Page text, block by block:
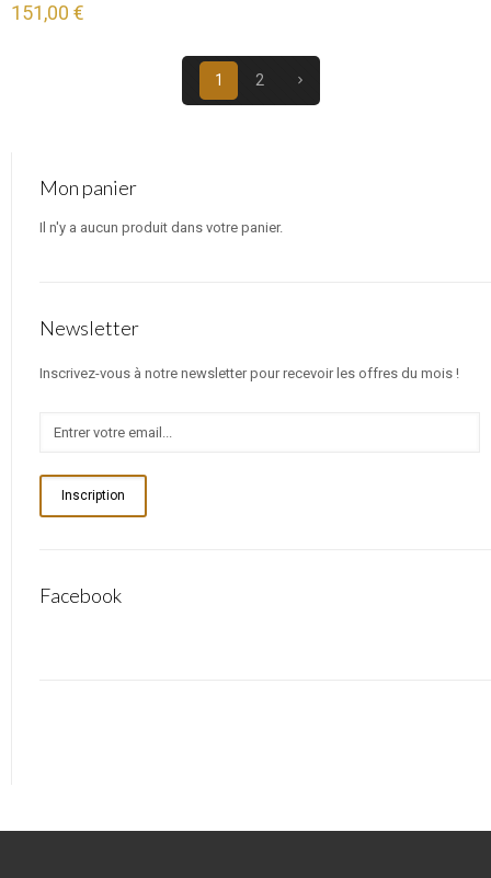
151,00 €
1 2
Mon panier
Il n'y a aucun produit dans votre panier.
Newsletter
Inscrivez-vous à notre newsletter pour recevoir les offres du mois !
Inscription
Facebook